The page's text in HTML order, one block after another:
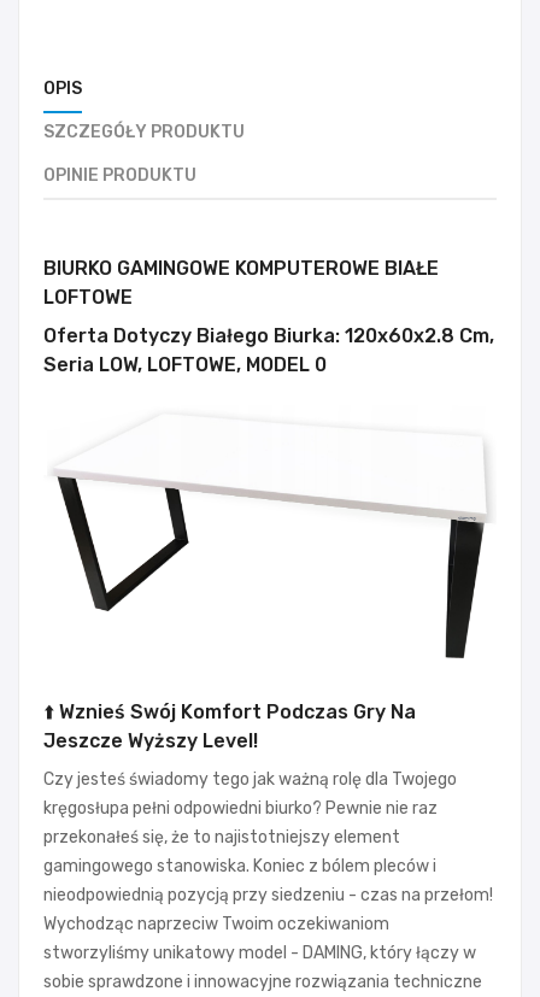
OPIS
SZCZEGÓŁY PRODUKTU
OPINIE PRODUKTU
BIURKO GAMINGOWE KOMPUTEROWE BIAŁE
LOFTOWE
Oferta Dotyczy Białego Biurka: 120x60x2.8 Cm,
Seria LOW, LOFTOWE, MODEL 0
⬆️ Wznieś Swój Komfort Podczas Gry Na
Jeszcze Wyższy Level!
Czy jesteś świadomy tego jak ważną rolę dla Twojego
kręgosłupa pełni odpowiedni biurko? Pewnie nie raz
przekonałeś się, że to najistotniejszy element
gamingowego stanowiska. Koniec z bólem pleców i
nieodpowiednią pozycją przy siedzeniu - czas na przełom!
Wychodząc naprzeciw Twoim oczekiwaniom
stworzyliśmy unikatowy model - DAMING, który łączy w
sobie sprawdzone i innowacyjne rozwiązania techniczne